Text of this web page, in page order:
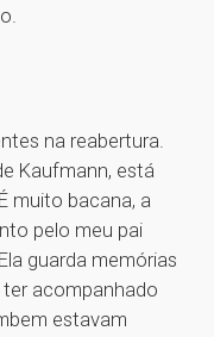
na reabertura.
Kaufmann, está
muito bacana, a
pelo meu pai
guarda memórias
ter acompanhado
estavam